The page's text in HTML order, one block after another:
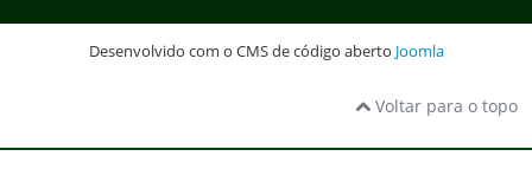
Desenvolvido com o CMS de código aberto Joomla
Voltar para o topo